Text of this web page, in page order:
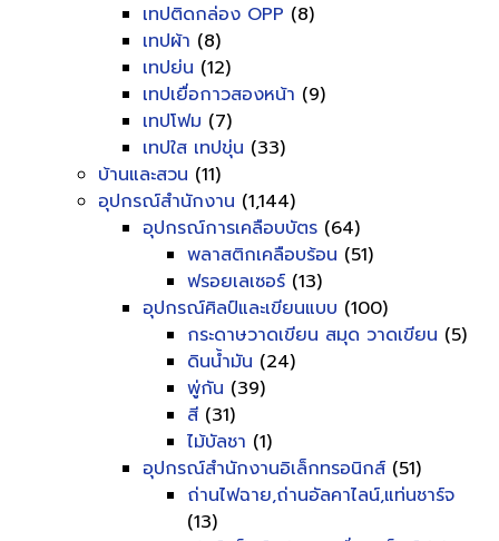
เทปติดกล่อง OPP (8)
เทปผ้า (8)
เทปย่น (12)
เทปเยื่อกาวสองหน้า (9)
เทปโฟม (7)
เทปใส เทปขุ่น (33)
บ้านและสวน (11)
อุปกรณ์สำนักงาน (1,144)
อุปกรณ์การเคลือบบัตร (64)
พลาสติกเคลือบร้อน (51)
ฟรอยเลเซอร์ (13)
อุปกรณ์ศิลป์และเขียนแบบ (100)
กระดาษวาดเขียน สมุด วาดเขียน (5)
ดินน้ำมัน (24)
พู่กัน (39)
สี (31)
ไม้บัลชา (1)
อุปกรณ์สำนักงานอิเล็กทรอนิกส์ (51)
ถ่านไฟฉาย,ถ่านอัลคาไลน์,แท่นชาร์จ
(13)